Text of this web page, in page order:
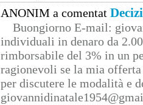
ANONIM a comentat
Buongiorno E-mail:
individuali in denaro da
rimborsabile del 3% in un
ragionevoli se la mia
per discutere le modalità e